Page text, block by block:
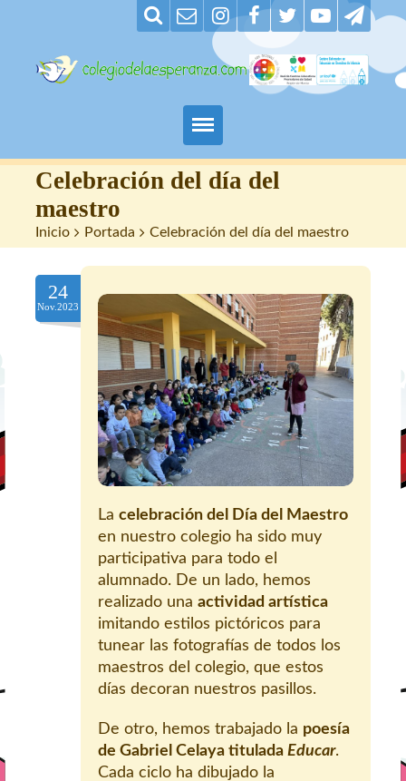
Padres
Alumnos
Maestros
Nuestro centro
Contacto
Celebración del día del
maestro
Inicio > Portada > Celebración del día del maestro
24
Nov.2023
La celebración del Día del Maestro
en nuestro colegio ha sido muy
participativa para todo el
alumnado. De un lado, hemos
realizado una actividad artística
imitando estilos pictóricos para
tunear las fotografías de todos los
maestros del colegio, que estos
días decoran nuestros pasillos.
De otro, hemos trabajado la poesía
de Gabriel Celaya titulada Educar.
Cada ciclo ha dibujado la